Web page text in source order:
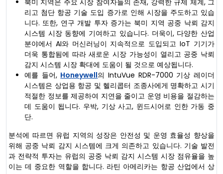
리고 첨단 항공 기술 도입 증가로 인해 시장을 주도하고 있습
니다. 또한, 연구 개발 투자 증가는 북미 지역 공중 낙뢰 감지
시스템 시장 동향에 기여하고 있습니다. 더욱이, 다양한 산업
분야에서 AI와 머신러닝이 지속적으로 도입되고 IoT 기기가
더욱 통합됨에 따라 새로운 시장 가능성이 열리고 공중 낙뢰
감지 시스템 시장 확대에 도움이 될 것으로 예상됩니다.
예를 들어, Honeywell의 IntuVue RDR-7000 기상 레이더
시스템은 상업용 항공 및 헬리콥터 조종사에게 명확하고 시기
적절한 정보를 제공하여 지연을 줄이고 운영 비용을 절감하는
데 도움이 됩니다. 우박, 기상 사고, 윈드시어로 인한 가동 중
단.
분석에 따르면 유럽 지역의 성장은 안전성 및 운영 효율성 향상을
위해 공중 낙뢰 감지 시스템에 크게 의존하고 있습니다. 기술 발전
과 전략적 투자는 유럽의 공중 낙뢰 감지 시스템 시장 점유율을 높
이는 데 중요한 역할을 합니다. 라틴 아메리카는 항공 산업에서 상